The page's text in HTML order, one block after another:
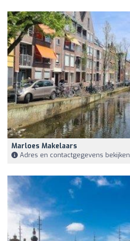
Marloes Makelaars
Adres en contactgegevens bekijken